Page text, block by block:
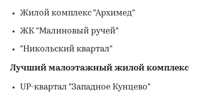
Жилой комплекс "Архимед"
ЖК "Малиновый ручей"
"Никольский квартал"
Лучший малоэтажный жилой комплекс
UP-квартал "Западное Кунцево"